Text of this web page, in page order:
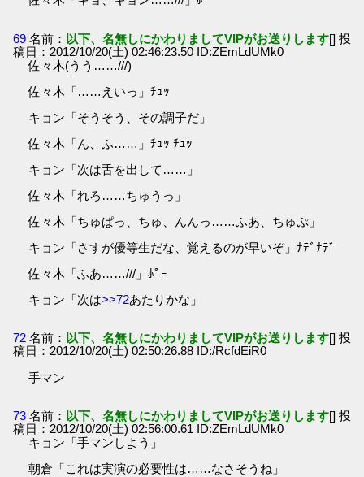
69 名前： 以下、名無しにかわりましてVIPがお送りします[] 投
稿日：2012/10/20(土) 02:46:23.50 ID:ZEmLdUMk0
佐々木(うう……///)
佐々木「……えいっ」ﾁｭｯ
キョン「そうそう、その調子だ」
佐々木「ん、ふ……」ﾁｭｯ ﾁｭｯ
キョン「次は舌を出して……」
佐々木「れろ……ちゅうっ」
佐々木「ちゅぱっ、ちゅ、んんっ……ふあ、ちゅぷ」
キョン「さすが優等生だな、覚えるのが早いぞ」ﾅﾃﾞﾅﾃﾞ
佐々木「ふあ……///」ﾎﾟｰ
キョン「次は>>72あたりかな」
72 名前： 以下、名無しにかわりましてVIPがお送りします[] 投
稿日：2012/10/20(土) 02:50:26.88 ID:/RcfdEiR0
手マン
73 名前： 以下、名無しにかわりましてVIPがお送りします[] 投
稿日：2012/10/20(土) 02:56:00.61 ID:ZEmLdUMk0
キョン「手マンしよう」
朝倉「これは実演の必要性は……なさそうね」